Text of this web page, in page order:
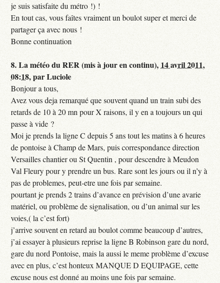
je suis satisfaite du métro !) !
En tout cas, vous faîtes vraiment un boulot super et merci de
partager ça avec nous !
Bonne continuation
8.La météo du RER (mis à jour en continu), 14 avril 2011,
08:18,parLuciole
Bonjour a tous,
Avez vous deja remarqué que souvent quand un train subi des
retards de 10 à 20 mn pour X raisons, il y en a toujours un qui
passe à vide ?
Moi je prends la ligne C depuis 5 ans tout les matins à 6 heures
de pontoise à Champ de Mars, puis correspondance direction
Versailles chantier ou St Quentin , pour descendre à Meudon
Val Fleury pour y prendre un bus. Rare sont les jours ou il n’y à
pas de problemes, peut-etre une fois par semaine.
pourtant je prends 2 trains d’avance en prévision d’une avarie
matériel, ou problème de signalisation, ou d’un animal sur les
voies,( la c’est fort)
j’arrive souvent en retard au boulot comme beaucoup d’autres,
j’ai essayer à plusieurs reprise la ligne B Robinson gare du nord,
gare du nord Pontoise, mais la aussi le meme problème d’excuse
avec en plus, c’est honteux MANQUE D EQUIPAGE, cette
excuse nous est donné au moins une fois par semaine.